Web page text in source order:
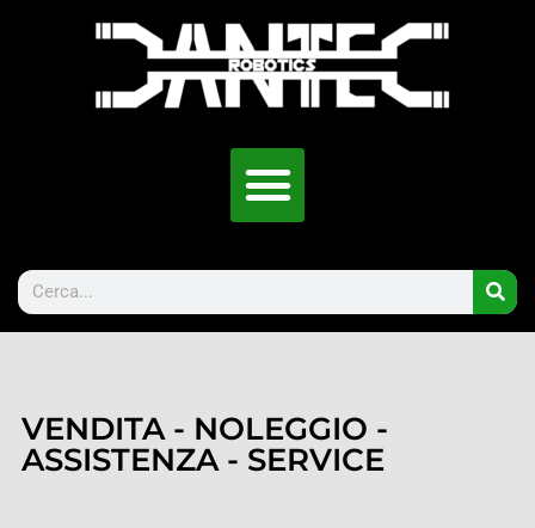
VENDITA - NOLEGGIO -
ASSISTENZA - SERVICE